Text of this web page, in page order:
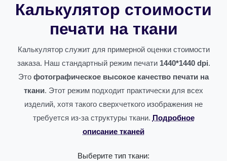
Калькулятор стоимости
печати на ткани
Калькулятор служит для примерной оценки стоимости
заказа. Наш стандартный режим печати 1440*1440 dpi.
Это фотографическое высокое качество печати на
ткани. Этот режим подходит практически для всех
изделий, хотя такого сверхчеткого изображения не
требуется из-за структуры ткани. Подробное
описание тканей
Выберите тип ткани: